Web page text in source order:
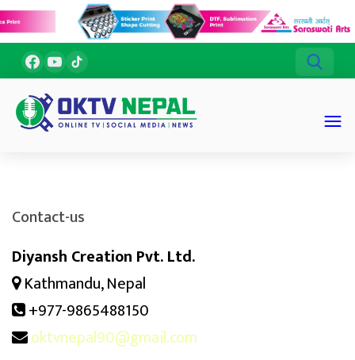
Contact-us
Diyansh Creation Pvt. Ltd.
Kathmandu, Nepal
+977-9865488150
oktvnepal90@gmail.com